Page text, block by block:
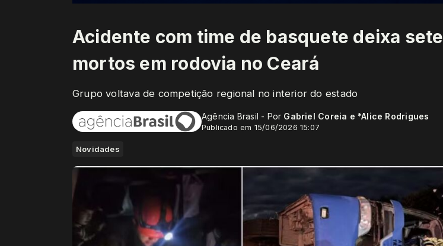
Acidente com time de basquete deixa sete
mortos em rodovia no Ceará
Grupo voltava de competição regional no interior do estado
Agência Brasil - Por Gabriel Coreia e *Alice Rodrigues
Publicado em 15/06/2026 15:07
Novidades